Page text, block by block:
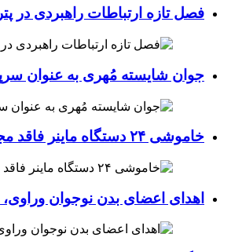
فصل تازه ارتباطات راهبردی در
جوان شایسته مُهری به عنوان
خاموشی ۲۴ دستگاه ماینر فاقد مجوز در لامرد
اهدای اعضای بدن نوجوان